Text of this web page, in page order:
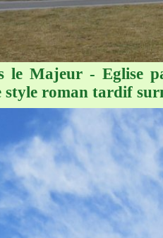
le Majeur - Eglise
style roman tardif